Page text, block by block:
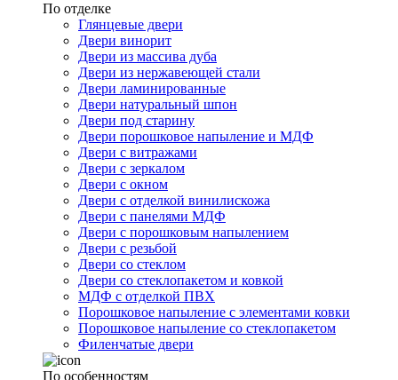
По отделке
Глянцевые двери
Двери винорит
Двери из массива дуба
Двери из нержавеющей стали
Двери ламинированные
Двери натуральный шпон
Двери под старину
Двери порошковое напыление и МДФ
Двери с витражами
Двери с зеркалом
Двери с окном
Двери с отделкой винилискожа
Двери с панелями МДФ
Двери с порошковым напылением
Двери с резьбой
Двери со стеклом
Двери со стеклопакетом и ковкой
МДФ с отделкой ПВХ
Порошковое напыление с элементами ковки
Порошковое напыление со стеклопакетом
Филенчатые двери
По особенностям